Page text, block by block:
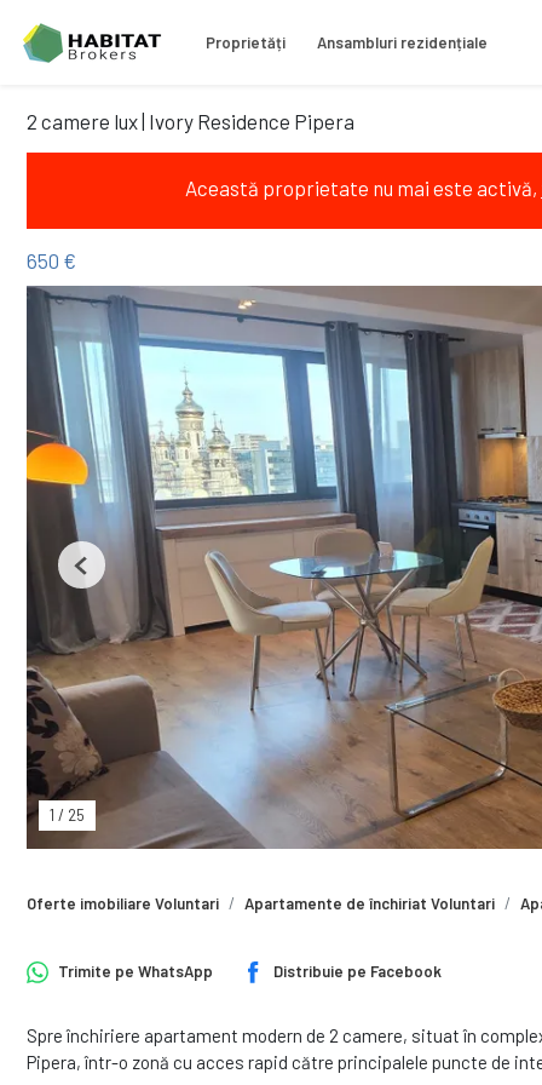
Proprietăți Ansambluri rezidențiale
2 camere lux | Ivory Residence Pipera
Această proprietate nu mai este activă,
650 €
1 / 25
Previous
Oferte imobiliare Voluntari Apartamente de închiriat Voluntari
Trimite pe WhatsApp Distribuie pe Facebook
Spre închiriere apartament modern de 2 camere, situat în
Pipera, într-o zonă cu acces rapid către principalele puncte de